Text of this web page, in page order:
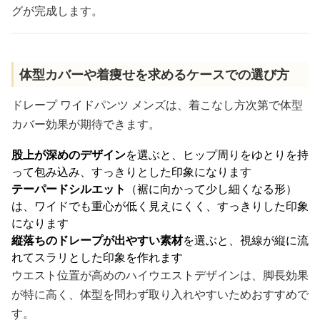
グが完成します。
体型カバーや着痩せを求めるケースでの選び方
ドレープ ワイドパンツ メンズは、着こなし方次第で体型
カバー効果が期待できます。
股上が深めのデザインを選ぶと、ヒップ周りをゆとりを持
って包み込み、すっきりとした印象になります
テーパードシルエット （裾に向かって少し細くなる形）
は、ワイドでも重心が低く見えにくく、すっきりした印象
になります
縦落ちのドレープが出やすい素材を選ぶと、視線が縦に流
れてスラリとした印象を作れます
ウエスト位置が高めのハイウエストデザインは、脚長効果
が特に高く、体型を問わず取り入れやすいためおすすめで
す。